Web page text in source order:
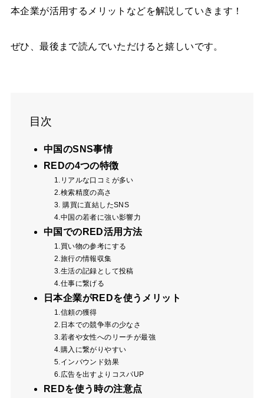
本企業が活用するメリットなどを解説していきます！
ぜひ、最後まで読んでいただけると嬉しいです。
目次
中国のSNS事情
REDの4つの特徴
1.リアルな口コミが多い
2.検索精度の高さ
3. 購買に直結したSNS
4.中国の若者に強い影響力
中国でのRED活用方法
1.買い物の参考にする
2.旅行の情報収集
3.生活の記録として投稿
4.仕事に繋げる
日本企業がREDを使うメリット
1.信頼の獲得
2.日本での競争率の少なさ
3.若者や女性へのリーチが最強
4.購入に繋がりやすい
5.インバウンド効果
6.広告を出すよりコスパUP
REDを使う時の注意点